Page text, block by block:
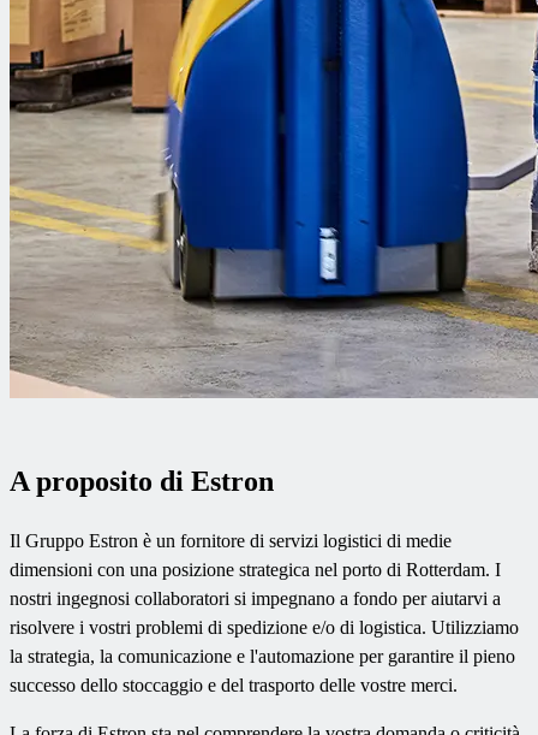
A proposito di Estron
Il Gruppo Estron è un fornitore di servizi logistici di medie
dimensioni con una posizione strategica nel porto di Rotterdam. I
nostri ingegnosi collaboratori si impegnano a fondo per aiutarvi a
risolvere i vostri problemi di spedizione e/o di logistica. Utilizziamo
la strategia, la comunicazione e l'automazione per garantire il pieno
successo dello stoccaggio e del trasporto delle vostre merci.